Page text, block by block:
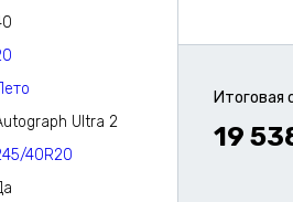
Ultra 2
40R20
Итоговая
19